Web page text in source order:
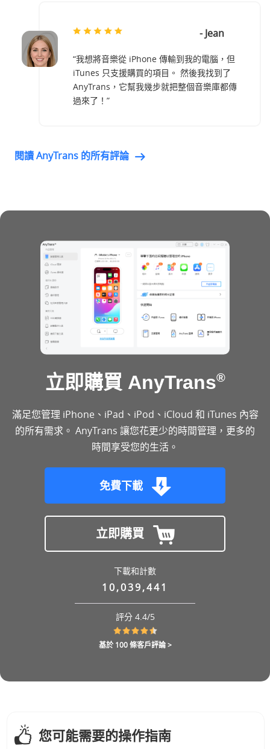
- Jean
“我想將音樂從 iPhone 傳輸到我的電腦，但
iTunes 只支援購買的項目。 然後我找到了
AnyTrans，它幫我幾步就把整個音樂庫都傳
過來了！”
閱讀 AnyTrans 的所有評論
立即購買 AnyTrans®
滿足您管理 iPhone、iPad、iPod、iCloud 和 iTunes 內容
的所有需求。 AnyTrans 讓您花更少的時間管理，更多的
時間享受您的生活。
免費下載
立即購買
下載和計數
10,039,441
評分 4.4/5
基於 100 條客戶評論 >
您可能需要的操作指南